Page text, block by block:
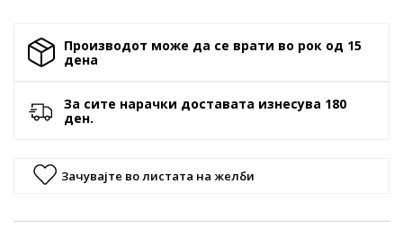
Производот може да се врати во рок од 15
денa
За сите нарачки доставата изнесува 180
ден.
Зачувајте во листата на желби